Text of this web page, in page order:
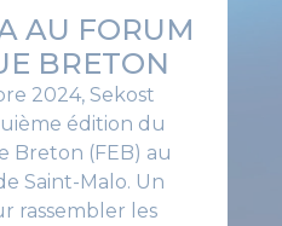
AU FORUM
BRETON
2024, Sekost
édition du
Breton (FEB) au
Saint-Malo. Un
rassembler les